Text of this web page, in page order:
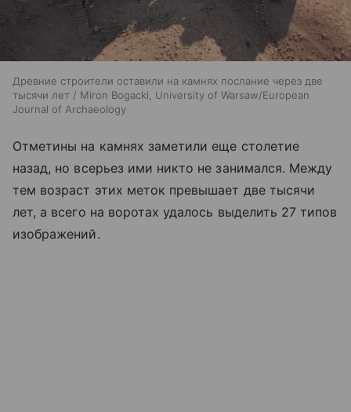
Древние строители оставили на камнях послание через две
тысячи лет / Miron Bogacki, University of Warsaw/European
Journal of Archaeology
Отметины на камнях заметили еще столетие
назад, но всерьез ими никто не занимался. Между
тем возраст этих меток превышает две тысячи
лет, а всего на воротах удалось выделить 27 типов
изображений.